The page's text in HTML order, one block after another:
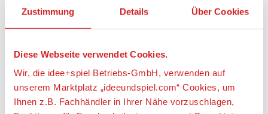
Zustimmung Details Über Cookies
Diese Webseite verwendet Cookies.
Wir, die idee+spiel Betriebs-GmbH, verwenden auf
unserem Marktplatz „ideeundspiel.com“ Cookies, um
Ihnen z.B. Fachhändler in Ihrer Nähe vorzuschlagen,
Grrrroßartig! Die rauchblaue Crossbag von Dino
supercoolen T-Rex-Kopf. Mit großem Hauptfach,
Länge verstellbaren Gurt. Die Tasche kann schräg
am Oberkörper oder als Gürteltasche getragen
werden. Material: 100 Prozent Polyester